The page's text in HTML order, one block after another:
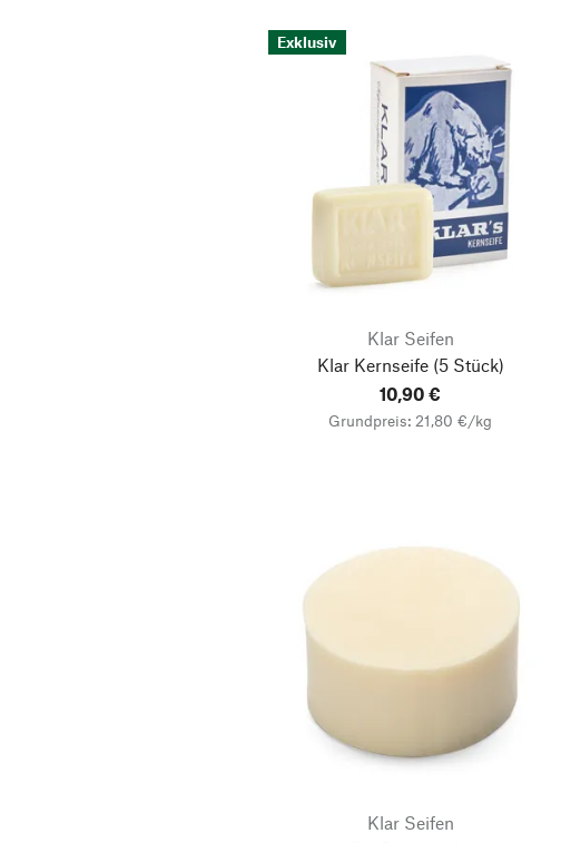
Exklusiv
Klar Seifen
Klar Kernseife(5 Stück)
10,90 €
Grundpreis: 21,80 €/kg
Klar Seifen